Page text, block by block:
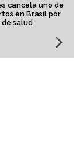
cancela uno de
en Brasil por
salud